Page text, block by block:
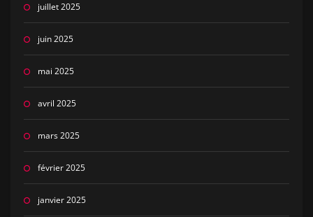
juillet 2025
juin 2025
mai 2025
avril 2025
mars 2025
février 2025
janvier 2025